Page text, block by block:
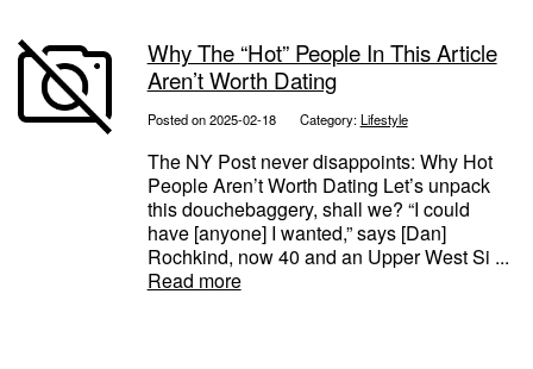
Why The “Hot” People In This Article
Aren’t Worth Dating
Posted on 2025-02-18 Category:Lifestyle
The NY Post never disappoints: Why Hot
People Aren’t Worth Dating Let’s unpack
this douchebaggery, shall we? “I could
have [anyone] I wanted,” says [Dan]
Rochkind, now 40 and an Upper West Si ...
Read more